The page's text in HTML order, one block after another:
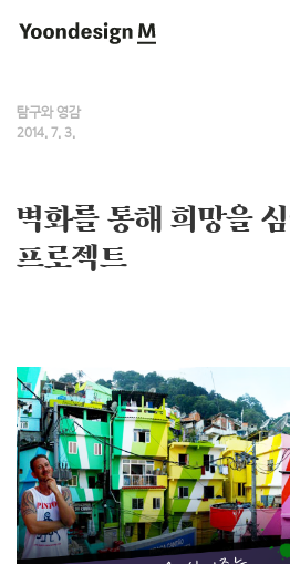
Yoondesign M
탐구와 영감
2014. 7. 3.
벽화를 통해 희망을
프로젝트